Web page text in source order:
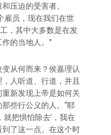
压迫的受害者。
雇员，现在我们在世
，其中大多数是在发
的当地人。”
从何而来？侯嘉理认
人听道、行道，并且
新发现上帝是如何关
些行公义的人。“耶
就把惧怕除去’，我在
了这一点。在这个时